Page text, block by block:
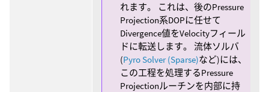
れます。 これは、後のPressure
Projection系DOPに任せて
Divergence値をVelocityフィール
ドに転送します。 流体ソルバ
(Pyro Solver (Sparse)など)には、
この工程を処理するPressure
Projectionルーチンを内部に持